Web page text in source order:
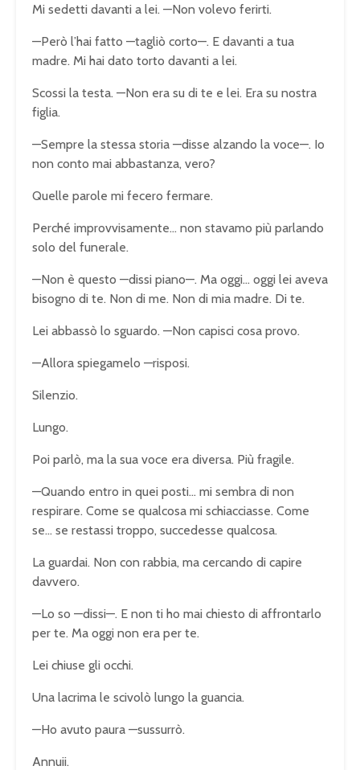
Mi sedetti davanti a lei. —Non volevo ferirti.
—Però l’hai fatto —tagliò corto—. E davanti a tua
madre. Mi hai dato torto davanti a lei.
Scossi la testa. —Non era su di te e lei. Era su nostra
figlia.
—Sempre la stessa storia —disse alzando la voce—. Io
non conto mai abbastanza, vero?
Quelle parole mi fecero fermare.
Perché improvvisamente… non stavamo più parlando
solo del funerale.
—Non è questo —dissi piano—. Ma oggi… oggi lei aveva
bisogno di te. Non di me. Non di mia madre. Di te.
Lei abbassò lo sguardo. —Non capisci cosa provo.
—Allora spiegamelo —risposi.
Silenzio.
Lungo.
Poi parlò, ma la sua voce era diversa. Più fragile.
—Quando entro in quei posti… mi sembra di non
respirare. Come se qualcosa mi schiacciasse. Come
se… se restassi troppo, succedesse qualcosa.
La guardai. Non con rabbia, ma cercando di capire
davvero.
—Lo so —dissi—. E non ti ho mai chiesto di affrontarlo
per te. Ma oggi non era per te.
Lei chiuse gli occhi.
Una lacrima le scivolò lungo la guancia.
—Ho avuto paura —sussurrò.
Annuii.